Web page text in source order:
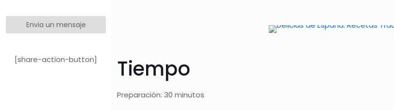
Tiempo
Preparación: 30 minutos
Envia un mensaje
[share-action-button]